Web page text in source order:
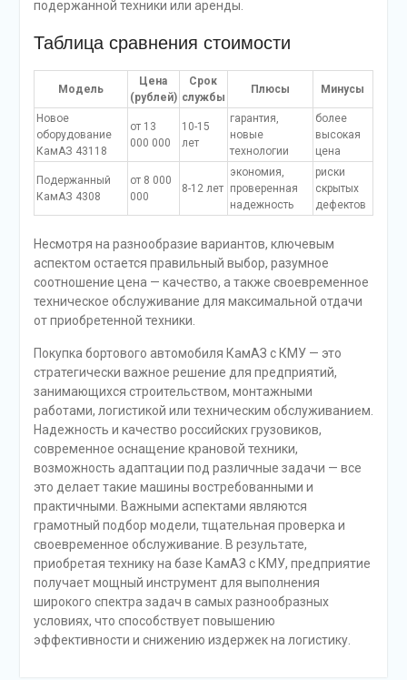
подержанной техники или аренды.
Таблица сравнения стоимости
Модель
Цена
(рублей)
Срок
службы
Плюсы Минусы
Новое
оборудование
КамАЗ 43118
от 13
000 000
10-15
лет
гарантия,
новые
технологии
более
высокая
цена
Подержанный
КамАЗ 4308
от 8 000
000
8-12 лет
экономия,
проверенная
надежность
риски
скрытых
дефектов
Несмотря на разнообразие вариантов, ключевым
аспектом остается правильный выбор, разумное
соотношение цена — качество, а также своевременное
техническое обслуживание для максимальной отдачи
от приобретенной техники.
Покупка бортового автомобиля КамАЗ с КМУ — это
стратегически важное решение для предприятий,
занимающихся строительством, монтажными
работами, логистикой или техническим обслуживанием.
Надежность и качество российских грузовиков,
современное оснащение крановой техники,
возможность адаптации под различные задачи — все
это делает такие машины востребованными и
практичными. Важными аспектами являются
грамотный подбор модели, тщательная проверка и
своевременное обслуживание. В результате,
приобретая технику на базе КамАЗ с КМУ, предприятие
получает мощный инструмент для выполнения
широкого спектра задач в самых разнообразных
условиях, что способствует повышению
эффективности и снижению издержек на логистику.